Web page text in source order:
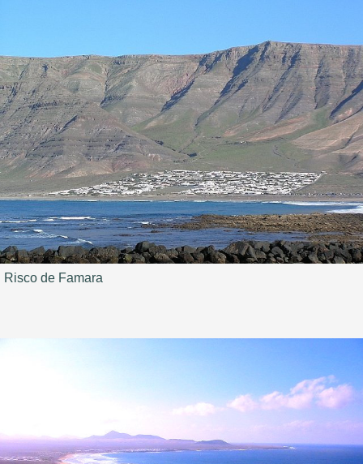
Risco de Famara